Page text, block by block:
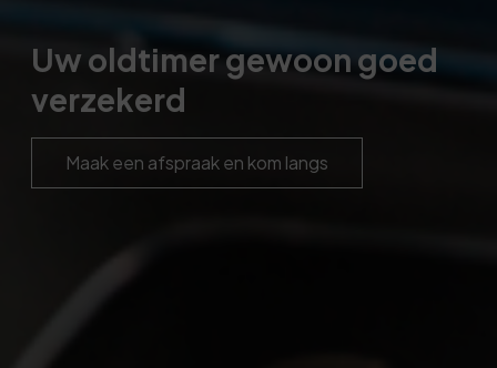
Uw oldtimer gewoon goed
verzekerd
Maak een afspraak en kom langs